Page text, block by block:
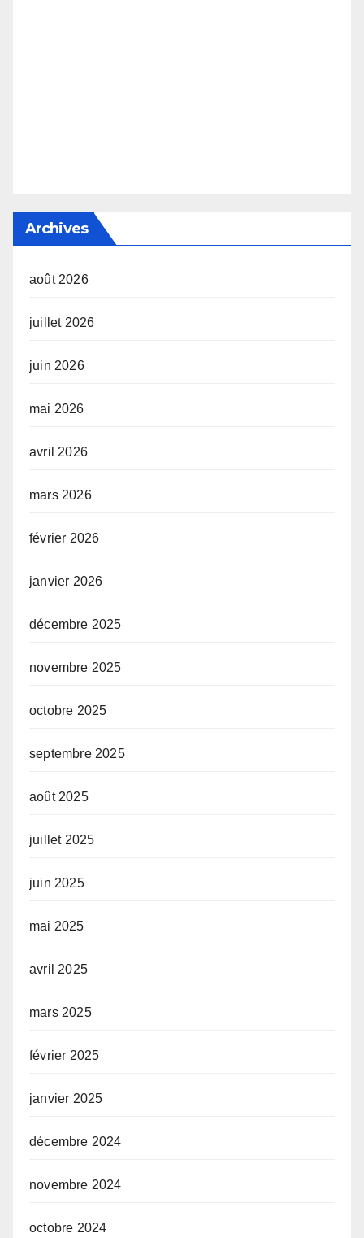
Archives
août 2026
juillet 2026
juin 2026
mai 2026
avril 2026
mars 2026
février 2026
janvier 2026
décembre 2025
novembre 2025
octobre 2025
septembre 2025
août 2025
juillet 2025
juin 2025
mai 2025
avril 2025
mars 2025
février 2025
janvier 2025
décembre 2024
novembre 2024
octobre 2024